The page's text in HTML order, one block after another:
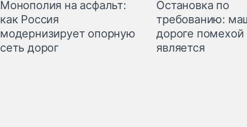
Монополия на асфальт:
как Россия
модернизирует опорную
сеть дорог
Остановка по
требованию:
дороге помехой
является